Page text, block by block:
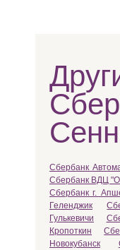
Сбербанк
Сбербанк ВДЦ
Сбербанк г.
Геленджик
Гулькевичи
Кропоткин
Новокубанск